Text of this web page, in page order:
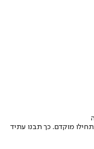
מוקדם. כך תבנו עתיד